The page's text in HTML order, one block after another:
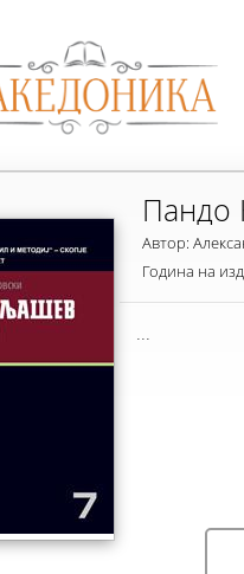
Пандо
Автор:
Година на
...